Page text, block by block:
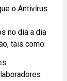
o Antivírus
no dia a dia
tais como: